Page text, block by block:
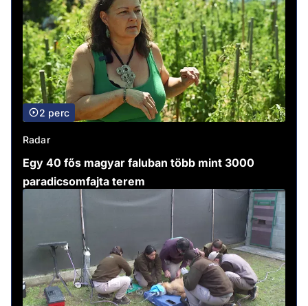
2 perc
Radar
Egy 40 fős magyar faluban több mint 3000
paradicsomfajta terem